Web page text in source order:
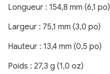
Longueur : 154,8 mm (6,1 po)
Largeur : 75,1 mm (3,0 po)
Hauteur : 13,4 mm (0,5 po)
Poids : 27,3 g (1,0 oz)